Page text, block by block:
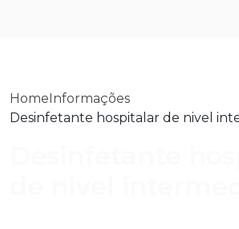
HomeInformações
Desinfetante hospitalar de nivel